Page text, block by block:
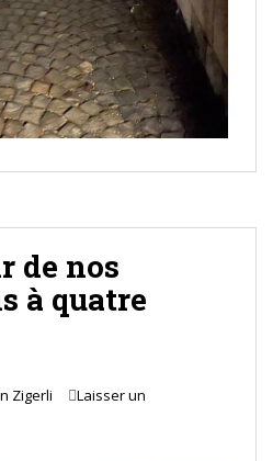
de nos
à quatre
Zigerli
Laisser un